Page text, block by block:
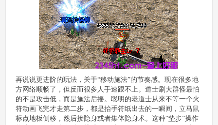
再说说更进阶的玩法，关于“移动施法”的节奏感。现在很多地
方网络顺畅了，但反而很多人手速跟不上。道士刷大群怪最怕
的不是攻击低，而是施法后摇。聪明的老道士从来不等一个火
符动画飞完才走第二步，都是抬手符纸出去的一瞬间，立马鼠
标点地板侧移，然后接隐身或者集体隐身术。这种“垫步”操作